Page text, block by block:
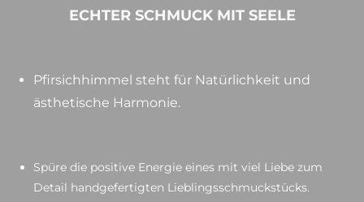
ECHTER SCHMUCK MIT SEELE
Pfirsichhimmel steht für Natürlichkeit und
ästhetische Harmonie.
Spüre die positive Energie eines mit viel Liebe zum
Detail handgefertigten Lieblingsschmuckstücks.